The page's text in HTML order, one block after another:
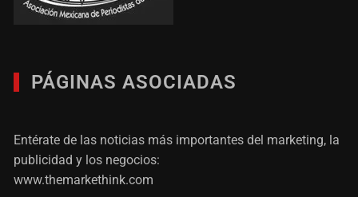
PÁGINAS ASOCIADAS
Entérate de las noticias más importantes del marketing, la
publicidad y los negocios:
www.themarkethink.com